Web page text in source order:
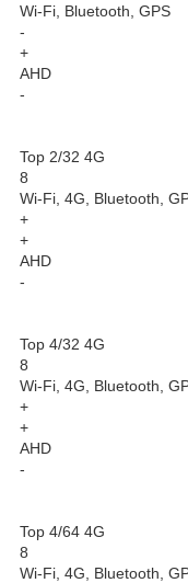
Wi-Fi, Bluetooth, GPS
-
+
AHD
-
Top 2/32 4G
8
Wi-Fi, 4G, Bluetooth,
+
+
AHD
-
Top 4/32 4G
8
Wi-Fi, 4G, Bluetooth,
+
+
AHD
-
Top 4/64 4G
8
Wi-Fi, 4G, Bluetooth,